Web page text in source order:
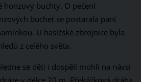
honzovy buchty. O pečení
buchet se postarala paní
U hasičské zbrojnice byla
z celého světa.
se děti i dospělí mohli na návsi